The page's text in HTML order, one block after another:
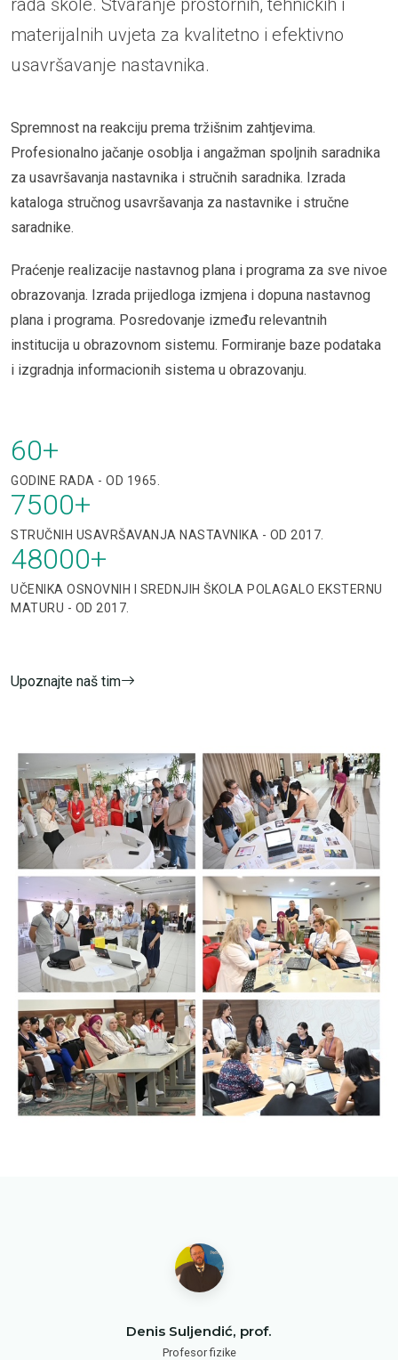
rada škole. Stvaranje prostornih, tehnickih i
materijalnih uvjeta za kvalitetno i efektivno
usavršavanje nastavnika.
Spremnost na reakciju prema tržišnim zahtjevima.
Profesionalno jačanje osoblja i angažman spoljnih saradnika
za usavršavanja nastavnika i stručnih saradnika. Izrada
kataloga stručnog usavršavanja za nastavnike i stručne
saradnike.
Praćenje realizacije nastavnog plana i programa za sve nivoe
obrazovanja. Izrada prijedloga izmjena i dopuna nastavnog
plana i programa. Posredovanje između relevantnih
institucija u obrazovnom sistemu. Formiranje baze podataka
i izgradnja informacionih sistema u obrazovanju.
60+
GODINE RADA - OD 1965.
7500+
STRUČNIH USAVRŠAVANJA NASTAVNIKA - OD 2017.
48000+
UČENIKA OSNOVNIH I SREDNJIH ŠKOLA POLAGALO EKSTERNU
MATURU - OD 2017.
Upoznajte naš tim
Denis Suljendić, prof.
Profesor fizike